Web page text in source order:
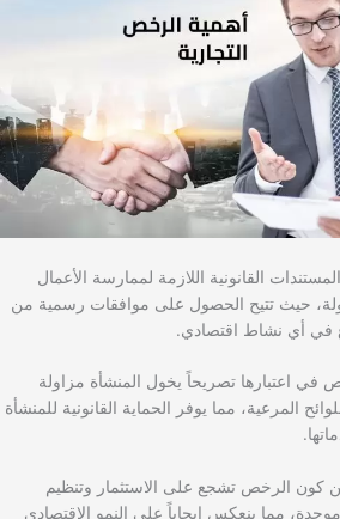
القانونية اللازمة لممارسة الأعمال
حيث تتيح الحصول على موافقات رسمية من
في أي نشاط اقتصادي.
في اعتبارها تصريحاً يخول المنشأة مزاولة
المرعية، مما يوفر الحماية القانونية للمنشأة
من كون الرخص تشجع على الاستثمار وتنظيم
مما ينعكس إيجاباً على النمو الاقتصادي